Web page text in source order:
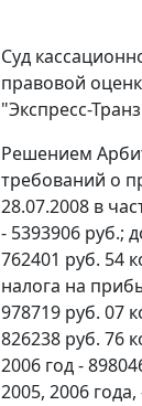
Суд
правовой
"Экспресс-
Решением
требований о
28.07.2008 в
- 5393906 руб.;
762401 руб. 54
налога на
978719 руб. 07
826238 руб. 76
2006 год -
2005, 2006